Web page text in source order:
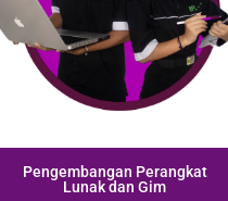
Pengembangan Perangkat
Lunak dan Gim